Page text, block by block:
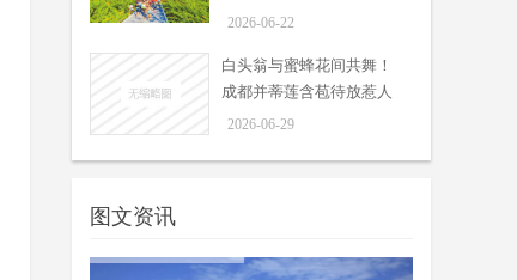
旅途是亮点
2026-06-22
白头翁与蜜蜂花间共舞！
成都并蒂莲含苞待放惹人
怜爱
2026-06-29
图文资讯